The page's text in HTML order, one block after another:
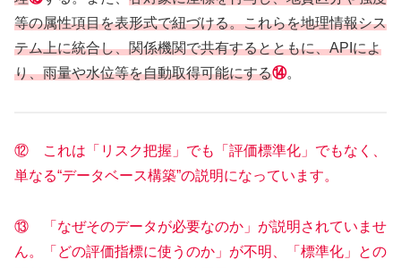
等の属性項目を表形式で紐づける。これらを地理情報シス
テム上に統合し、関係機関で共有するとともに、APIによ
り、雨量や水位等を自動取得可能にする⑭。
⑫ これは「リスク把握」でも「評価標準化」でもなく、
単なる“データベース構築”の説明になっています。
⑬ 「なぜそのデータが必要なのか」が説明されていませ
ん。「どの評価指標に使うのか」が不明、「標準化」との